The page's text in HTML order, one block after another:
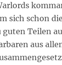
sich schon
Teilen
aus